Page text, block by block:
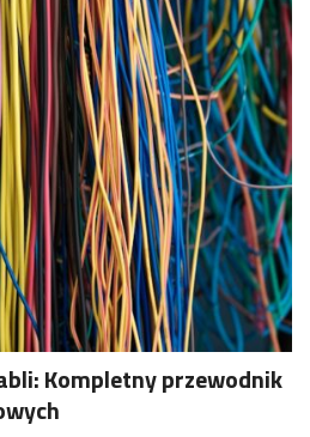
Kompletny przewodnik